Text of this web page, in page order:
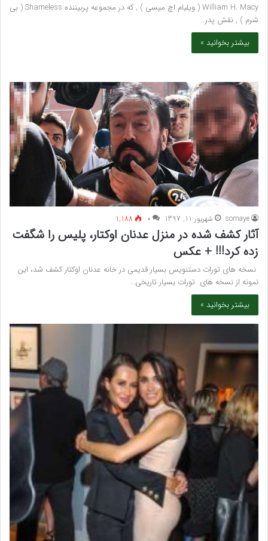
William H. Macy ( ویلیام اچ میسی ) , که در مجموعه پربیننده Shameless ( بی
شرم ) , نقش پدر…
بیشتر بخوانید »
somaye شهریور 11, 1397 ۰ 1,188
آثار کشف شده در منزل عدنان اوکتار، پلیس را شگفت
زده کرد!!! + عکس
نسخه های تورات دستنویس بسیار قدیمی در خانه عدنان اوکتار کشف شد، این
نمونه از نسخه های تورات بسیار تاریخی…
بیشتر بخوانید »